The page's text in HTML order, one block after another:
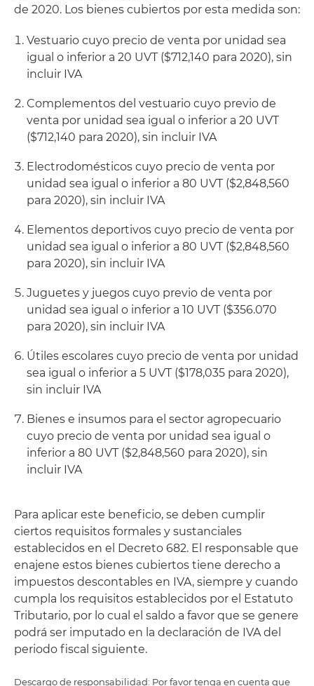
de 2020. Los bienes cubiertos por esta medida son:
Vestuario cuyo precio de venta por unidad sea
igual o inferior a 20 UVT ($712,140 para 2020), sin
incluir IVA
Complementos del vestuario cuyo previo de
venta por unidad sea igual o inferior a 20 UVT
($712,140 para 2020), sin incluir IVA
Electrodomésticos cuyo precio de venta por
unidad sea igual o inferior a 80 UVT ($2,848,560
para 2020), sin incluir IVA
Elementos deportivos cuyo precio de venta por
unidad sea igual o inferior a 80 UVT ($2,848,560
para 2020), sin incluir IVA
Juguetes y juegos cuyo previo de venta por
unidad sea igual o inferior a 10 UVT ($356.070
para 2020), sin incluir IVA
Útiles escolares cuyo precio de venta por unidad
sea igual o inferior a 5 UVT ($178,035 para 2020),
sin incluir IVA
Bienes e insumos para el sector agropecuario
cuyo precio de venta por unidad sea igual o
inferior a 80 UVT ($2,848,560 para 2020), sin
incluir IVA
Para aplicar este beneficio, se deben cumplir
ciertos requisitos formales y sustanciales
establecidos en el Decreto 682. El responsable que
enajene estos bienes cubiertos tiene derecho a
impuestos descontables en IVA, siempre y cuando
cumpla los requisitos establecidos por el Estatuto
Tributario, por lo cual el saldo a favor que se genere
podrá ser imputado en la declaración de IVA del
periodo fiscal siguiente.
Descargo de responsabilidad: Por favor tenga en cuenta que